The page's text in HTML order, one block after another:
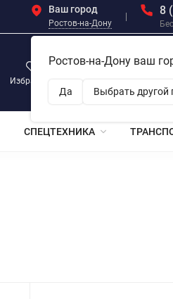
Ваш город
Ростов-на-Дону
Ростов-на-Дону ваш
Да Выбрать другой
8
Избранное
0
СПЕЦТЕХНИКА